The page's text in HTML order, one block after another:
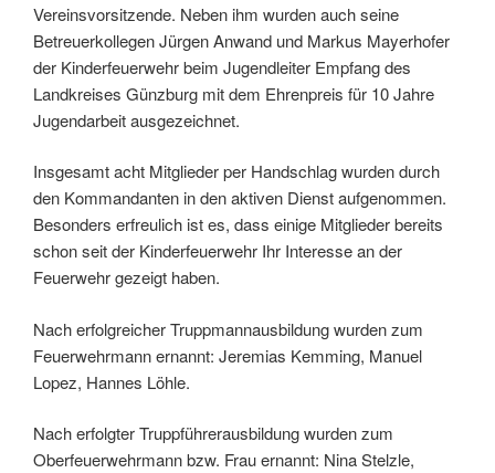
Vereinsvorsitzende. Neben ihm wurden auch seine
Betreuerkollegen Jürgen Anwand und Markus Mayerhofer
der Kinderfeuerwehr beim Jugendleiter Empfang des
Landkreises Günzburg mit dem Ehrenpreis für 10 Jahre
Jugendarbeit ausgezeichnet.
Insgesamt acht Mitglieder per Handschlag wurden durch
den Kommandanten in den aktiven Dienst aufgenommen.
Besonders erfreulich ist es, dass einige Mitglieder bereits
schon seit der Kinderfeuerwehr Ihr Interesse an der
Feuerwehr gezeigt haben.
Nach erfolgreicher Truppmannausbildung wurden zum
Feuerwehrmann ernannt: Jeremias Kemming, Manuel
Lopez, Hannes Löhle.
Nach erfolgter Truppführerausbildung wurden zum
Oberfeuerwehrmann bzw. Frau ernannt: Nina Stelzle,